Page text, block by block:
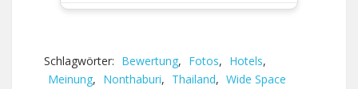
Schlagwörter: Bewertung, Fotos, Hotels,
Meinung, Nonthaburi, Thailand, Wide Space